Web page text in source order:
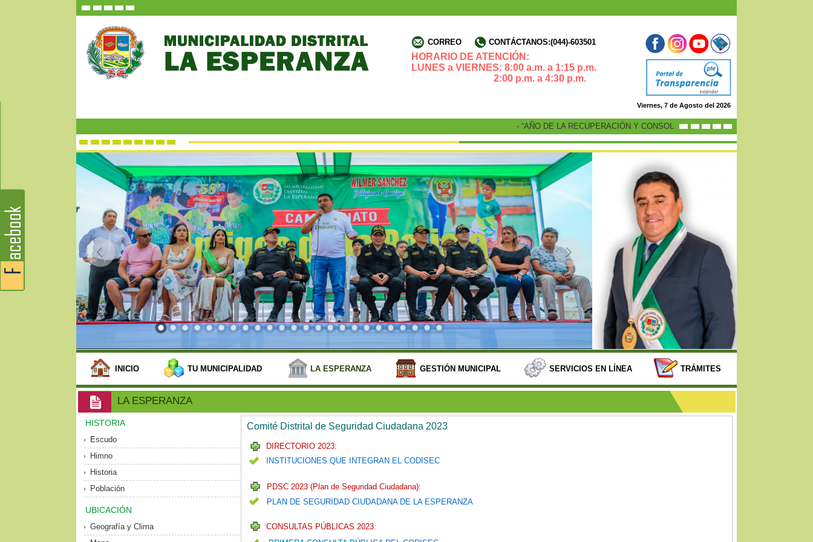
CORREO CONTÁCTANOS:(044)-603501
HORARIO DE ATENCIÓN:
LUNES a VIERNES: 8:00 a.m. a 1:15 p.m.
2:00 p.m. a 4:30 p.m.
Viernes, 7 de Agosto del 2026
- “AÑO DE LA RECUPERACIÓN Y CONSOLIDACIÓN DE LA ECONOMÍA PERUANA”
INICIO TU MUNICIPALIDAD LA ESPERANZA GESTIÓN MUNICIPAL SERVICIOS EN LÍNEA TRÁMITES
LA ESPERANZA
HISTORIA
Escudo
Himno
Historia
Población
UBICACIÓN
Geografía y Clima
Comité Distrital de Seguridad Ciudadana 2023
DIRECTORIO 2023:
INSTITUCIONES QUE INTEGRAN EL CODISEC
PDSC 2023 (Plan de Seguridad Ciudadana):
PLAN DE SEGURIDAD CIUDADANA DE LA ESPERANZA
CONSULTAS PÚBLICAS 2023: